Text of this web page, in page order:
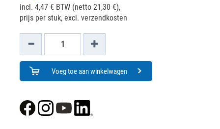
incl. 4,47 € BTW (netto 21,30 €),
prijs per stuk, excl. verzendkosten
Voeg toe aan winkelwagen